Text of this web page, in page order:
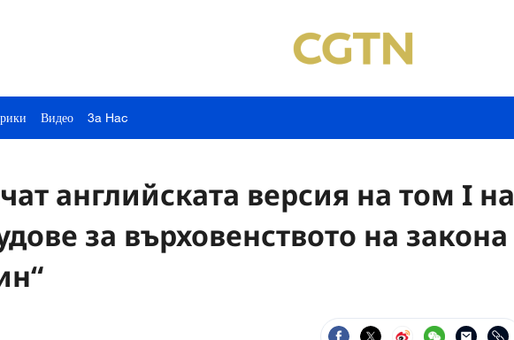
Видео 3a Hac
английската версия на том I на
за върховенството на закона